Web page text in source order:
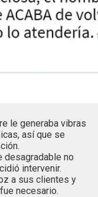
le generaba vibras
así que se
desagradable no
intervenir.
a sus clientes y
necesario.